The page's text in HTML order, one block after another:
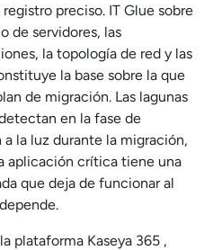
preciso. IT Glue sobre
de servidores, las
la topología de red y las
la base sobre la que
de migración. Las lagunas
en la fase de
la luz durante la migración,
aplicación crítica tiene una
que deja de funcionar al
plataforma Kaseya 365 ,